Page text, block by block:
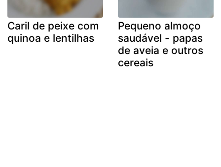
Caril de peixe com
quinoa e lentilhas
Pequeno almoço
saudável - papas
de aveia e outros
cereais